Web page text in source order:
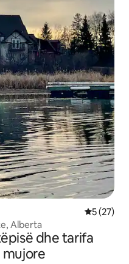
Vlerësimi
5 (27)
Alberta
dhe tarifa